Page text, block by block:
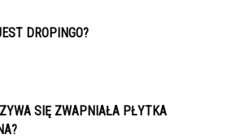
DROPINGO?
SIĘ ZWAPNIAŁA PŁYTKA